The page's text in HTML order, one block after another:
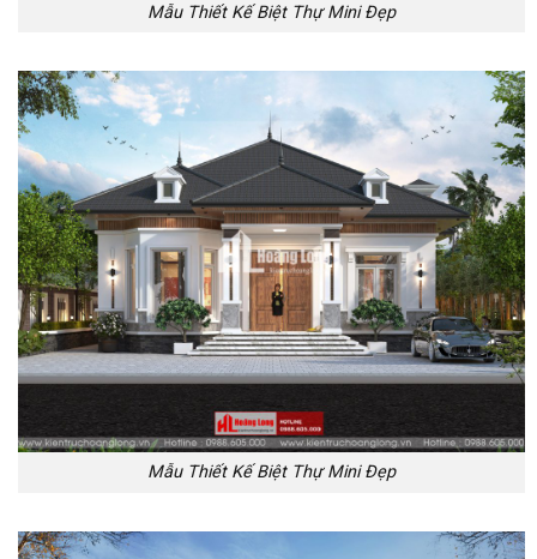
Mẫu Thiết Kế Biệt Thự Mini Đẹp
Mẫu Thiết Kế Biệt Thự Mini Đẹp